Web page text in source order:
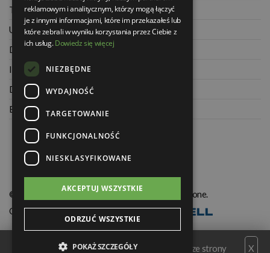
Twoje zamówienia
Ustawienia konta
Dane kontaktowe
Informacje o firmie
Dla architektów
Blog
© Świat Łazienek XXI w. Wszelkie prawa zastrzeżone.
Oprogramowanie KQS.store:Realizacja
Serwis wykorzystuje pliki cookies. Korzystając ze strony X
reklamowym i analitycznym, którzy mogą łączyć
je z innymi informacjami, które im przekazałeś lub
które zebrali w wyniku korzystania przez Ciebie z
ich usług.Dowiedz się więcej
NIEZBĘDNE
WYDAJNOŚĆ
TARGETOWANIE
FUNKCJONALNOŚĆ
NIESKLASYFIKOWANE
AKCEPTUJ WSZYSTKIE
ODRZUĆ WSZYSTKIE
POKAŻ SZCZEGÓŁY